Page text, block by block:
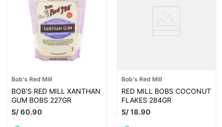
Bob's Red Mill
BOB'S RED MILL XANTHAN
GUM BOBS 227GR
S/60.90
Bob's Red Mill
RED MILL BOBS COCONUT
FLAKES 284GR
S/18.90